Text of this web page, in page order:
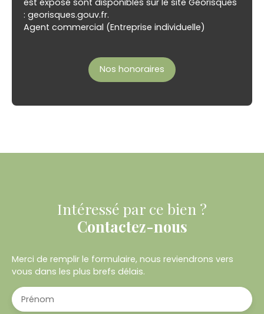
: georisques.gouv.fr.
Agent commercial (Entreprise individuelle)
Nos honoraires
Intéressé par ce bien ?
Contactez-nous
Merci de remplir le formulaire, nous reviendrons vers
vous dans les plus brefs délais.
Prénom